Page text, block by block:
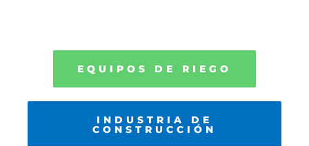
EQUIPOS DE RIEGO
INDUSTRIA DE
CONSTRUCCIÓN